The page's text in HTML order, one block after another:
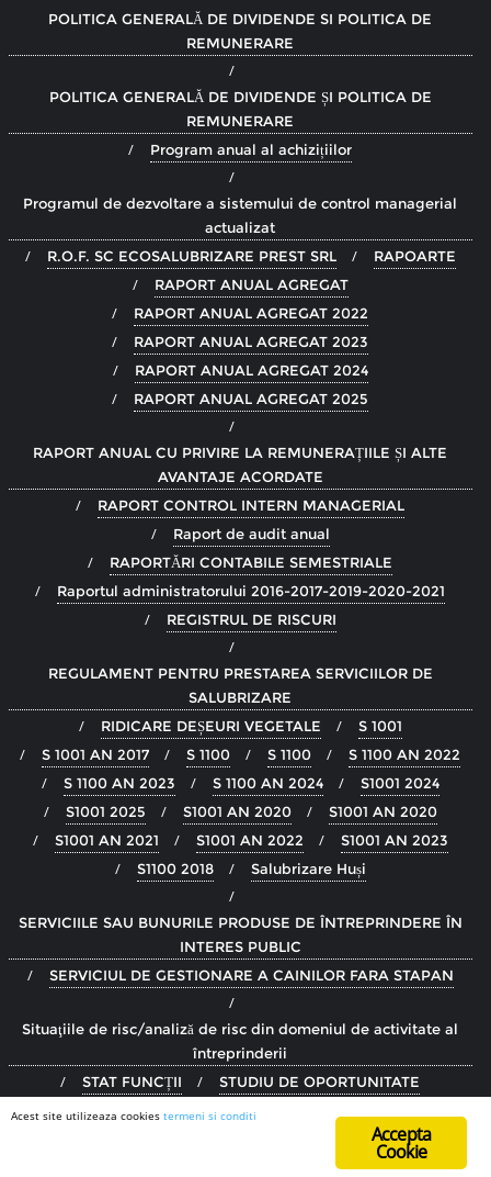
POLITICA GENERALĂ DE DIVIDENDE SI POLITICA DE
REMUNERARE
POLITICA GENERALĂ DE DIVIDENDE ȘI POLITICA DE
REMUNERARE
Program anual al achizițiilor
Programul de dezvoltare a sistemului de control managerial
actualizat
R.O.F. SC ECOSALUBRIZARE PREST SRL
RAPOARTE
RAPORT ANUAL AGREGAT
RAPORT ANUAL AGREGAT 2022
RAPORT ANUAL AGREGAT 2023
RAPORT ANUAL AGREGAT 2024
RAPORT ANUAL AGREGAT 2025
RAPORT ANUAL CU PRIVIRE LA REMUNERAȚIILE ȘI ALTE
AVANTAJE ACORDATE
RAPORT CONTROL INTERN MANAGERIAL
Raport de audit anual
RAPORTĂRI CONTABILE SEMESTRIALE
Raportul administratorului 2016-2017-2019-2020-2021
REGISTRUL DE RISCURI
REGULAMENT PENTRU PRESTAREA SERVICIILOR DE
SALUBRIZARE
RIDICARE DEȘEURI VEGETALE
S 1001
S 1001 AN 2017
S 1100 S 1100
S 1100 AN 2022
S 1100 AN 2023
S 1100 AN 2024
S1001 2024
S1001 2025
S1001 AN 2020
S1001 AN 2020
S1001 AN 2021
S1001 AN 2022
S1001 AN 2023
S1100 2018
Salubrizare Huși
SERVICIILE SAU BUNURILE PRODUSE DE ÎNTREPRINDERE ÎN
INTERES PUBLIC
SERVICIUL DE GESTIONARE A CAINILOR FARA STAPAN
Situaţiile de risc/analiză de risc din domeniul de activitate al
întreprinderii
STAT FUNCȚII
STUDIU DE OPORTUNITATE
Termeni si Conditii
TRANSPARENȚĂ CONF OUG 109/2011Accepta
Cookie
Acest site utilizeaza cookies termeni si conditi